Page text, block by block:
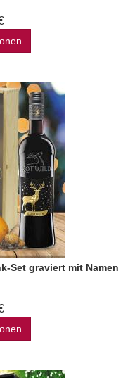
Set graviert mit Namen